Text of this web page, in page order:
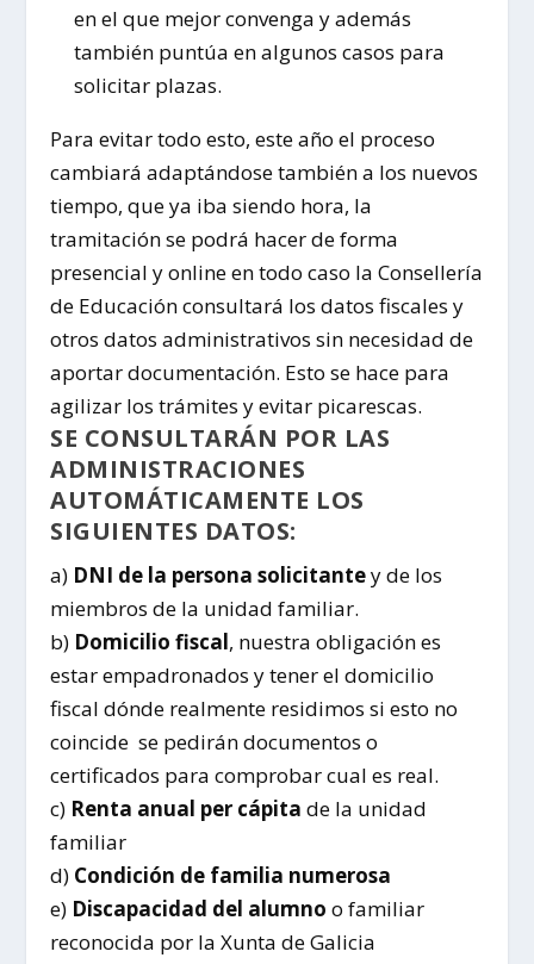
en el que mejor convenga y además
también puntúa en algunos casos para
solicitar plazas.
Para evitar todo esto, este año el proceso
cambiará adaptándose también a los nuevos
tiempo, que ya iba siendo hora, la
tramitación se podrá hacer de forma
presencial y online en todo caso la Consellería
de Educación consultará los datos fiscales y
otros datos administrativos sin necesidad de
aportar documentación. Esto se hace para
agilizar los trámites y evitar picarescas.
SE CONSULTARÁN POR LAS
ADMINISTRACIONES
AUTOMÁTICAMENTE LOS
SIGUIENTES DATOS:
a) DNI de la persona solicitantey de los
miembros de la unidad familiar.
b) Domicilio fiscal, nuestra obligación es
estar empadronados y tener el domicilio
fiscal dónde realmente residimos si esto no
coincide se pedirán documentos o
certificados para comprobar cual es real.
c) Renta anual per cápita de la unidad
familiar
d) Condición de familia numerosa
e) Discapacidad del alumnoo familiar
reconocida por la Xunta de Galicia